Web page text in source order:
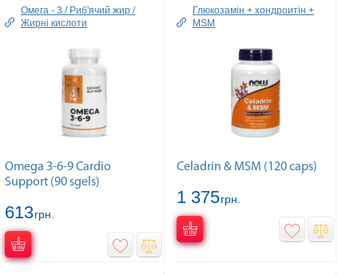
Омега - 3 / Риб'ячий жир /
Жирні кислоти
Omega 3-6-9 Cardio
Support (90 sgels)
613грн.
Глюкозамін + хондроитін +
MSM
Celadrin & MSM (120 caps)
1 375грн.